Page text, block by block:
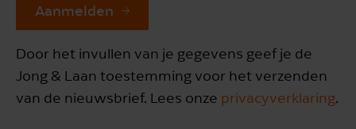
Aanmelden
Door het invullen van je gegevens geef je de
Jong & Laan toestemming voor het verzenden
van de nieuwsbrief. Lees onze privacyverklaring.